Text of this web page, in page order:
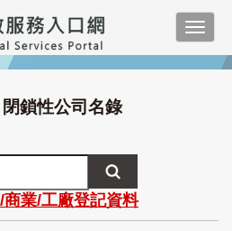
閉鎖性公司名錄
商業/工廠登記資料